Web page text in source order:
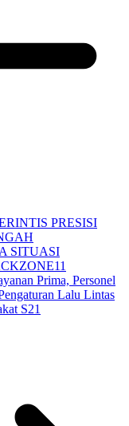
PRESISI
SITUASI
Prima, Personel
Lalu Lintas
S21